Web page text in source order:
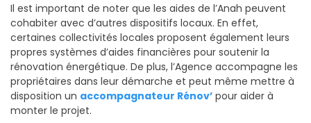
Il est important de noter que les aides de l’Anah peuvent
cohabiter avec d’autres dispositifs locaux. En effet,
certaines collectivités locales proposent également leurs
propres systèmes d’aides financières pour soutenir la
rénovation énergétique. De plus, l’Agence accompagne les
propriétaires dans leur démarche et peut même mettre à
disposition un accompagnateur Rénov’ pour aider à
monter le projet.